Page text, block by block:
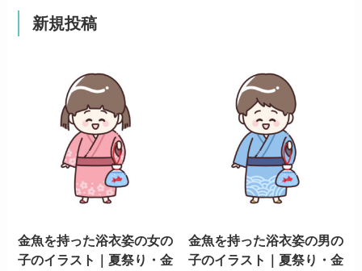
新規投稿
金魚を持った浴衣姿の女の
子のイラスト｜夏祭り・金
金魚を持った浴衣姿の男の
子のイラスト｜夏祭り・金